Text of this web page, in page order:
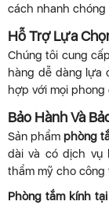
cách nhanh chóng
Hỗ Trợ Lựa
Chúng tôi cung
hàng dễ dàng lựa
hợp với mọi
Bảo Hành Và
Sản phẩmphòng
dài và có dịch vụ
thẩm mỹ cho công
Phòng tắm kính